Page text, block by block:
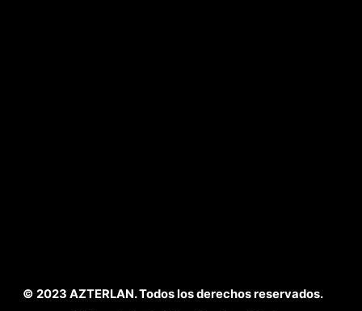
© 2023 AZTERLAN. Todos los derechos reservados.